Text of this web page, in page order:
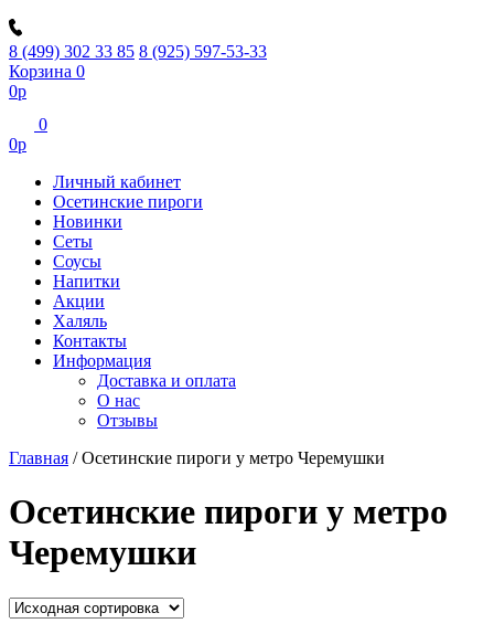
8 (499) 302 33 85 8 (925) 597-53-33
Корзина 0
0р
0
0р
Личный кабинет
Осетинские пироги
Новинки
Сеты
Соусы
Напитки
Акции
Халяль
Контакты
Информация
Доставка и оплата
О нас
Отзывы
Главная /Осетинские пироги у метро Черемушки
Осетинские пироги у метро
Черемушки